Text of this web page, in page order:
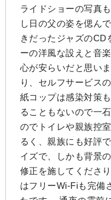
ライドショーの写真
し日の父の姿を偲ん
きだったジャズのCD
ーの洋風な設えと音
心が安らいだと思い
り、セルフサービス
紙コップは感染対策
ることもないので一
のでトイレや親族控
るく、親族にも好評
イズで、しかも背景
修正を施してくださ
はフリーWi-Fiも完備